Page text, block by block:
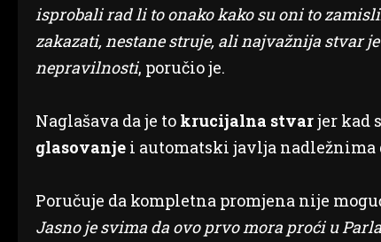
isprobali rad li to onako kako su oni to
zakazati, nestane struje, ali najvažnija stvar
nepravilnosti, poručio je.
Naglašava da je to krucijalna stvarjer kad
glasovanje i automatski javlja nadležnima
Poručuje da kompletna promjena nije
Jasno je svima da ovo prvo mora proći u